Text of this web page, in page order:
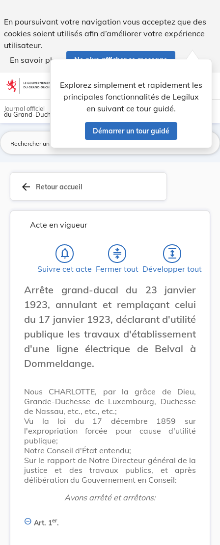
En poursuivant votre navigation vous acceptez que des
cookies soient utilisés afin d’améliorer votre expérience
utilisateur.
En savoir plus
Ne plus afficher ce message
Aller au contenu account_circle help Aide
Explorez simplement et rapidement les
principales fonctionnalités de Legilux
en suivant ce tour guidé.
Démarrer un tour guidé
light_mode dark_mode
Journal officiel
du Grand-Duché de Luxembourg
arrow_back Retour accueil
Acte en vigueur
notifications_none
Suivre cet acte
compress
Fermer tout
expand
Développer tout
Arrête grand-ducal du 23 janvier
1923, annulant et remplaçant celui
du 17 janvier 1923, déclarant d'utilité
publique les travaux d'établissement
d'une ligne électrique de Belval à
Dommeldange.
Nous CHARLOTTE, par la grâce de Dieu,
Grande-Duchesse de Luxembourg, Duchesse
de Nassau, etc., etc., etc.;
Vu la loi du 17 décembre 1859 sur
l'expropriation forcée pour cause d'utilité
publique;
Notre Conseil d'État entendu;
Sur le rapport de Notre Directeur général de la
justice et des travaux publics, et après
délibération du Gouvernement en Conseil:
Avons arrêté et arrêtons:
Art. 1er.